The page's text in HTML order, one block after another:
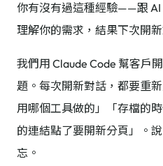
你有沒有過這種經驗——跟 AI
理解你的需求，結果下次開
我們用 Claude Code 幫客戶
題。每次開新對話，都要重
用哪個工具做的」「存檔的
的連結點了要開新分頁」。
忘。